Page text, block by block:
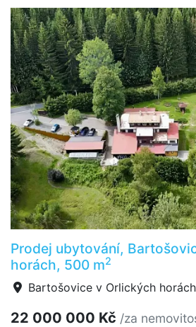
Prodej ubytování,
horách, 500 m2
Bartošovice v Orlických horách
22 000 000 Kč /za